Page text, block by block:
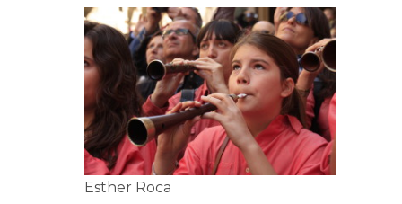
Esther Roca